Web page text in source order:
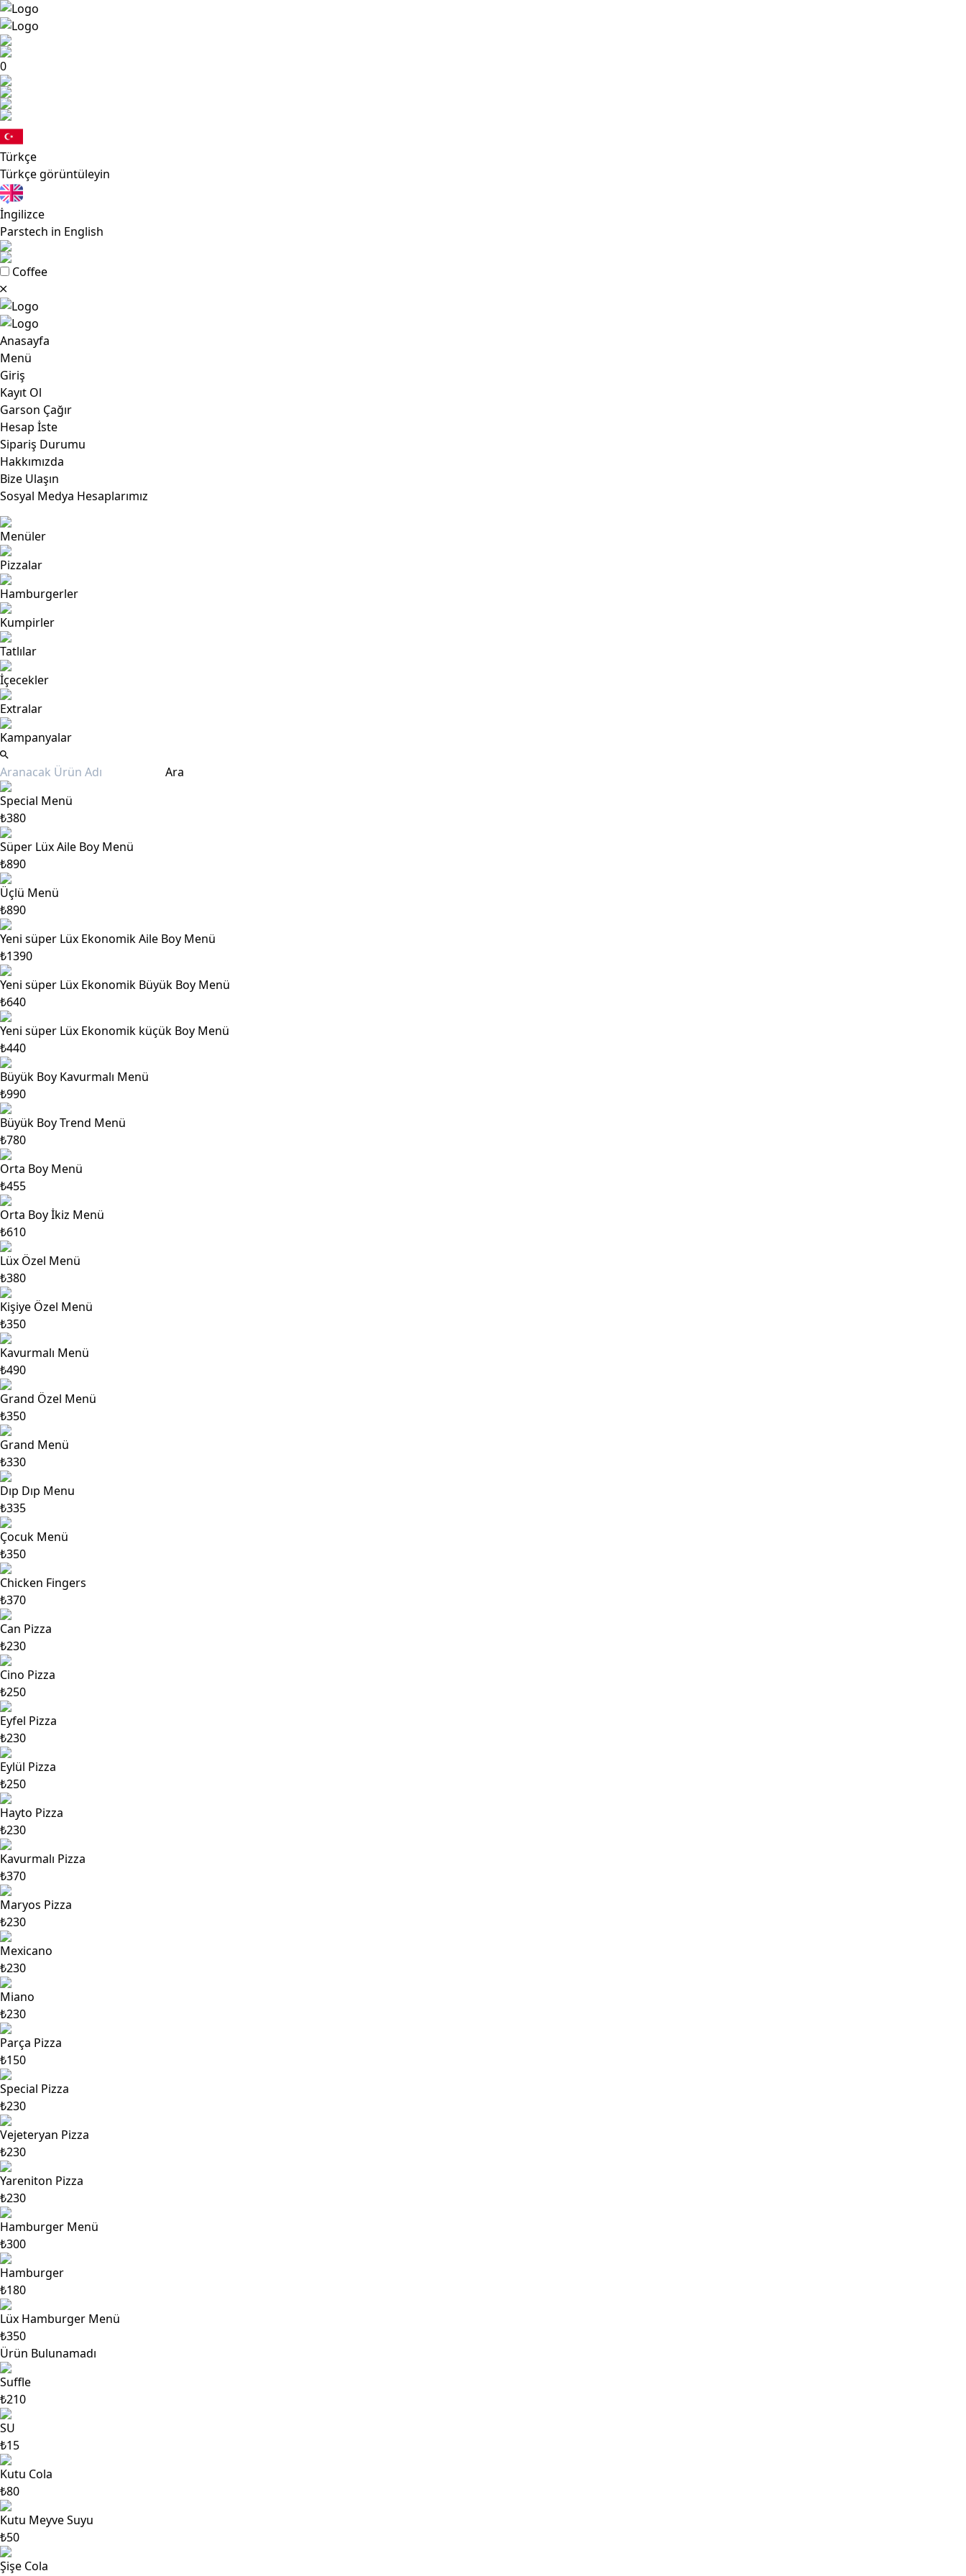
0
Türkçe
Türkçe görüntüleyin
İngilizce
Parstech in English
Coffee
Anasayfa
Menü
Giriş
Kayıt Ol
Garson Çağır
Hesap İste
Sipariş Durumu
Hakkımızda
Bize Ulaşın
Sosyal Medya Hesaplarımız
Menüler
Pizzalar
Hamburgerler
Kumpirler
Tatlılar
İçecekler
Extralar
Kampanyalar
Ara
Special Menü
₺380
Süper Lüx Aile Boy Menü
₺890
Üçlü Menü
₺890
Yeni süper Lüx Ekonomik Aile Boy Menü
₺1390
Yeni süper Lüx Ekonomik Büyük Boy Menü
₺640
Yeni süper Lüx Ekonomik küçük Boy Menü
₺440
Büyük Boy Kavurmalı Menü
₺990
Büyük Boy Trend Menü
₺780
Orta Boy Menü
₺455
Orta Boy İkiz Menü
₺610
Lüx Özel Menü
₺380
Kişiye Özel Menü
₺350
Kavurmalı Menü
₺490
Grand Özel Menü
₺350
Grand Menü
₺330
Dıp Dıp Menu
₺335
Çocuk Menü
₺350
Chicken Fingers
₺370
Can Pizza
₺230
Cino Pizza
₺250
Eyfel Pizza
₺230
Eylül Pizza
₺250
Hayto Pizza
₺230
Kavurmalı Pizza
₺370
Maryos Pizza
₺230
Mexicano
₺230
Miano
₺230
Parça Pizza
₺150
Special Pizza
₺230
Vejeteryan Pizza
₺230
Yareniton Pizza
₺230
Hamburger Menü
₺300
Hamburger
₺180
Lüx Hamburger Menü
₺350
Ürün Bulunamadı
Suffle
₺210
SU
₺15
Kutu Cola
₺80
Kutu Meyve Suyu
₺50
Şişe Cola